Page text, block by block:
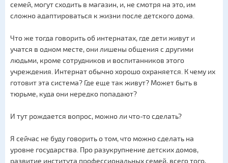
семей, могут сходить в магазин, и, не смотря на это, им
сложно адаптироваться к жизни после детского дома.
Что же тогда говорить об интернатах, где дети живут и
учатся в одном месте, они лишены общения с другими
людьми, кроме сотрудников и воспитанников этого
учреждения. Интернат обычно хорошо охраняется. К чему их
готовит эта система? Где еще так живут? Может быть в
тюрьме, куда они нередко попадают?
И тут рождается вопрос, можно ли что-то сделать?
Я сейчас не буду говорить о том, что можно сделать на
уровне государства. Про разукрупнение детских домов,